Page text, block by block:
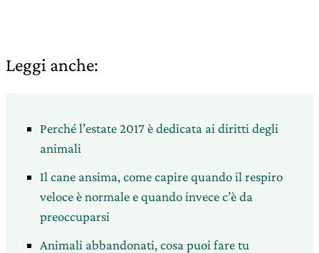
Leggi anche:
Perché l’estate 2017 è dedicata ai diritti degli
animali
Il cane ansima, come capire quando il respiro
veloce è normale e quando invece c’è da
preoccuparsi
Animali abbandonati, cosa puoi fare tu